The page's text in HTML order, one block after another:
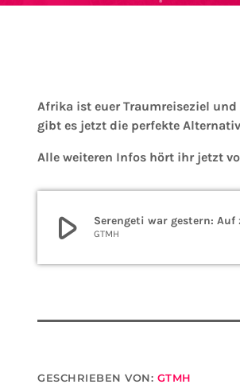
Afrika ist euer Traumreiseziel
gibt es jetzt die perfekte
Alle weiteren Infos hört ihr jetzt
play_arrow Serengeti war gestern: Auf
GTMH
GESCHRIEBEN VON: GTMH